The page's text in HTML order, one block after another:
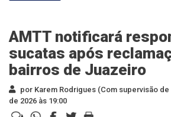
AMTT notificará
sucatas após
bairros de Juazeiro
por Karem Rodrigues (Com supervisão de
de 2026 às 19:00